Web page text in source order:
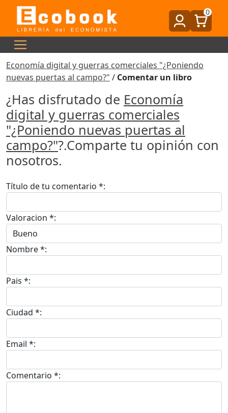
0
Economía digital y guerras comerciales "¿Poniendo
nuevas puertas al campo?" / Comentar un libro
¿Has disfrutado de Economía
digital y guerras comerciales
"¿Poniendo nuevas puertas al
campo?"?.Comparte tu opinión con
nosotros.
Título de tu comentario *:
Valoracion *:
Nombre *:
Pais *:
Ciudad *:
Email *:
Comentario *: